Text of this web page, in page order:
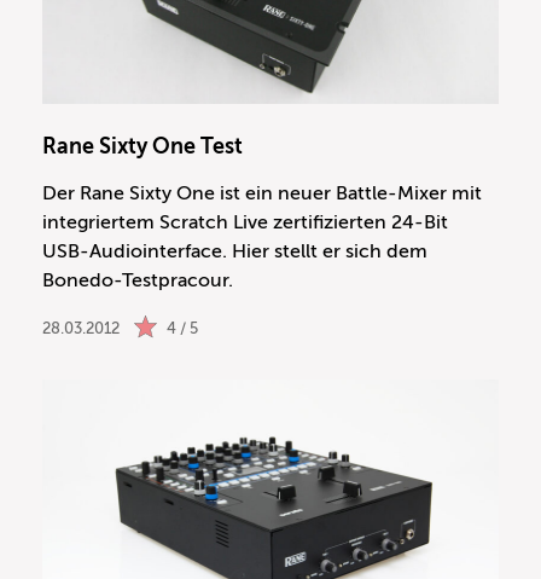
Rane Sixty One Test
Der Rane Sixty One ist ein neuer Battle-Mixer mit
integriertem Scratch Live zertifizierten 24-Bit
USB-Audiointerface. Hier stellt er sich dem
Bonedo-Testpracour.
28.03.2012 4 / 5